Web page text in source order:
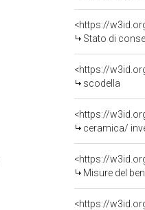
<https://
Stato di
scodella
ceramica/
<https://
Misure del
<https://